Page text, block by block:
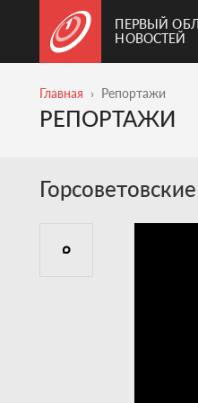
ПЕРВЫЙ
НОВОСТЕЙ
Главная Репортажи
РЕПОРТАЖИ